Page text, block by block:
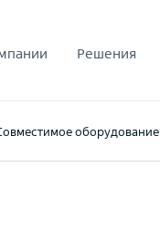
Решения
оборудование